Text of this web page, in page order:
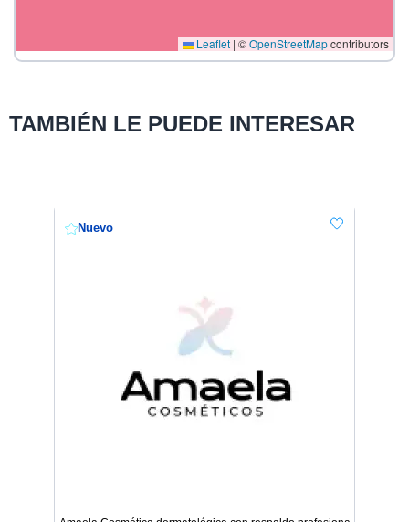
Leaflet | ©OpenStreetMapcontributors
TAMBIÉN LE PUEDE INTERESAR
Nuevo